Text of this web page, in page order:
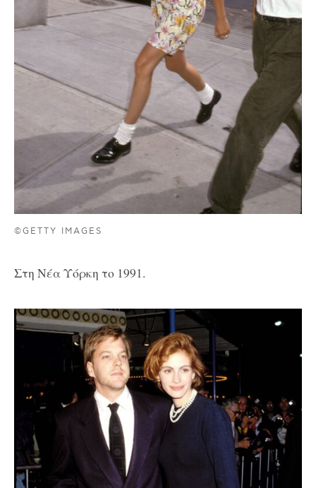
©GETTY IMAGES
Στη Νέα Υόρκη το 1991.